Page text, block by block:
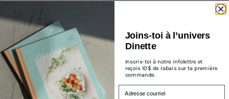
Joins-toi à l’univers
Dinette
Inscris-toi à notre infolettre et
reçois 10 $ de rabais sur ta première
commande.
Email